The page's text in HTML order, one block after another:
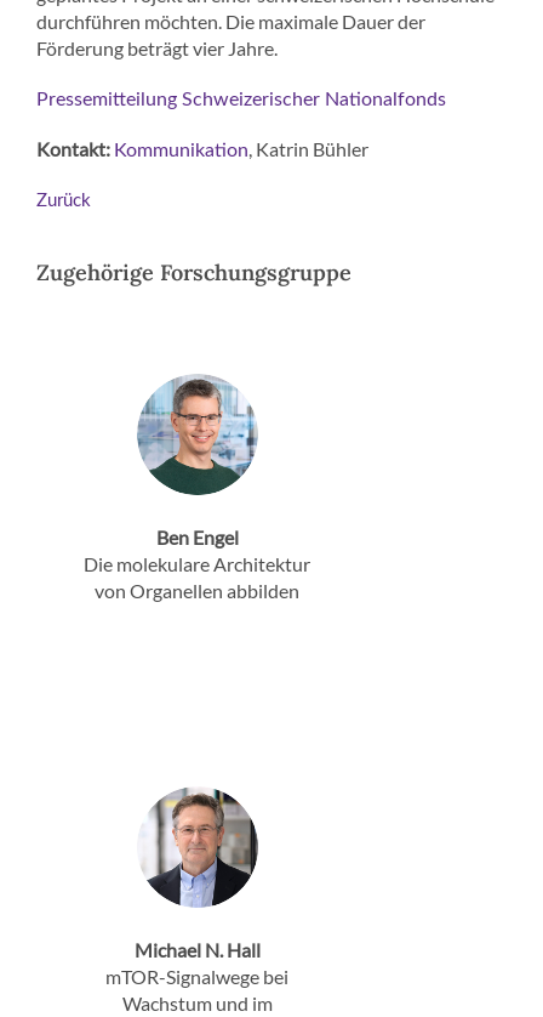
durchführen möchten. Die maximale Dauer der
Förderung beträgt vier Jahre.
Pressemitteilung Schweizerischer Nationalfonds
Kontakt: Kommunikation, Katrin Bühler
Zurück
Zugehörige Forschungsgruppe
Ben Engel
Die molekulare Architektur
von Organellen abbilden
Michael N. Hall
mTOR-Signalwege bei
Wachstum und im